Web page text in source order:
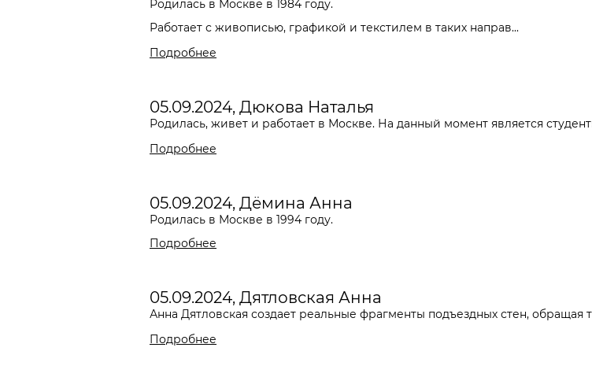
Родилась в Москве в 1984 году.
Работает с живописью, графикой и текстилем в таких направ...
Подробнее
05.09.2024, Дюкова Наталья
Родилась, живет и работает в Москве. На данный момент является
Подробнее
05.09.2024, Дёмина Анна
Родилась в Москве в 1994 году.
Подробнее
05.09.2024, Дятловская Анна
Анна Дятловская создает реальные фрагменты подъездных стен, обращая
Подробнее